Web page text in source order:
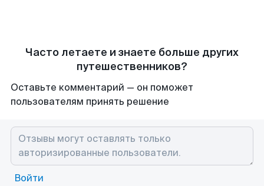
Часто летаете и знаете больше других
путешественников?
Оставьте комментарий — он поможет
пользователям принять решение
Войти